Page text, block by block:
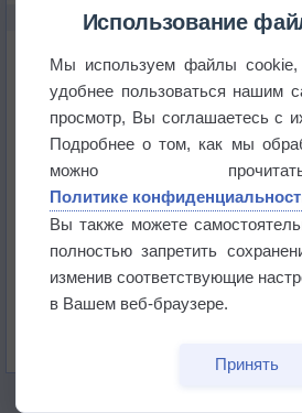
НОВОЕ О ПОГОДЕ
В Приморье обнаружены
Изменение климата
бабочек
Погода в Екатеринбурге 6
Погода в Краснодаре 6
Использование
Мы используем файлы
удобнее пользоваться нашим
просмотр, Вы соглашаетесь с
Подробнее о том, как мы
можно
Политике
Вы также можете
полностью запретить
изменив соответствующие
в Вашем веб-браузере.
Принять